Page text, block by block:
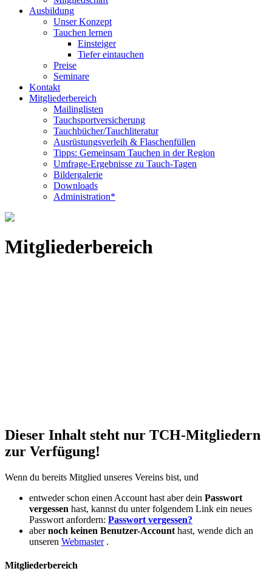
Ausbildung
Unser Konzept
Tauchen lernen
Einsteiger
Tiefer eintauchen
Preise
Seminare
Kontakt
Mitgliederbereich
Mailinglisten
Tauchsportversicherung
Tauchbücher/Tauchliteratur
Ausrüstungsverleih & Flaschenfüllen
Tipps: Gemeinsam Tauchen in der Region
Umfrage-Ergebnisse zu Tauch-Tagen
Bildergalerie
Downloads
Administration*
Mitgliederbereich
Dieser Inhalt steht nur TCH-Mitgliedern
zur Verfügung!
Wenn du bereits Mitglied unseres Vereins bist, und
entweder schon einen Account hast aber dein Passwort
vergessen hast, kannst du unter folgendem Link ein neues
Passwort anfordern: Passwort vergessen?
abernoch keinen Benutzer-Account hast, wende dich an
unseren Webmaster.
Mitgliederbereich